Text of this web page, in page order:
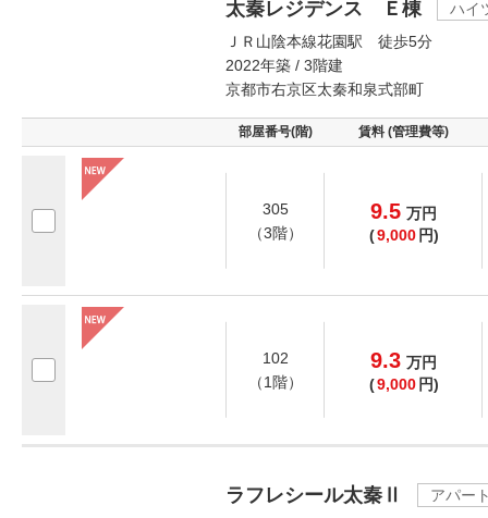
太秦レジデンス Ｅ棟
ハイ
ＪＲ山陰本線花園駅 徒歩5分
2022年築 / 3階建
京都市右京区太秦和泉式部町
部屋番号(階) 賃料 (管理費等)
305
（3階）
9.5 万円
(9,000 円)
102
（1階）
9.3 万円
(9,000 円)
ラフレシール太秦Ⅱ
アパー